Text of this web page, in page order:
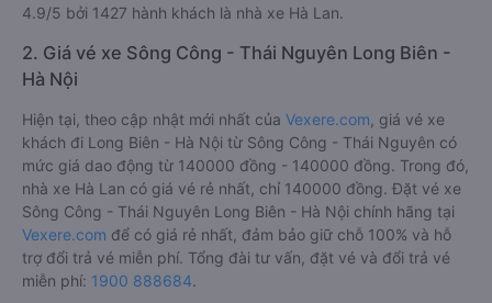
4.9/5 bởi 1427 hành khách là nhà xe Hà Lan.
2. Giá vé xe Sông Công - Thái Nguyên Long Biên -
Hà Nội
Hiện tại, theo cập nhật mới nhất của Vexere.com , giá vé xe
khách đi Long Biên - Hà Nội từ Sông Công - Thái Nguyên có
mức giá dao động từ 140000 đồng - 140000 đồng. Trong đó,
nhà xe Hà Lan có giá vé rẻ nhất, chỉ 140000 đồng. Đặt vé xe
Sông Công - Thái Nguyên Long Biên - Hà Nội chính hãng tại
Vexere.com để có giá rẻ nhất, đảm bảo giữ chỗ 100% và hỗ
trợ đổi trả vé miễn phí. Tổng đài tư vấn, đặt vé và đổi trả vé
miễn phí: 1900 888684.